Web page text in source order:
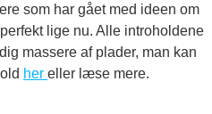
som har gået med ideen om
lige nu. Alle introholdene
massere af plader, man kan
her eller læse mere.